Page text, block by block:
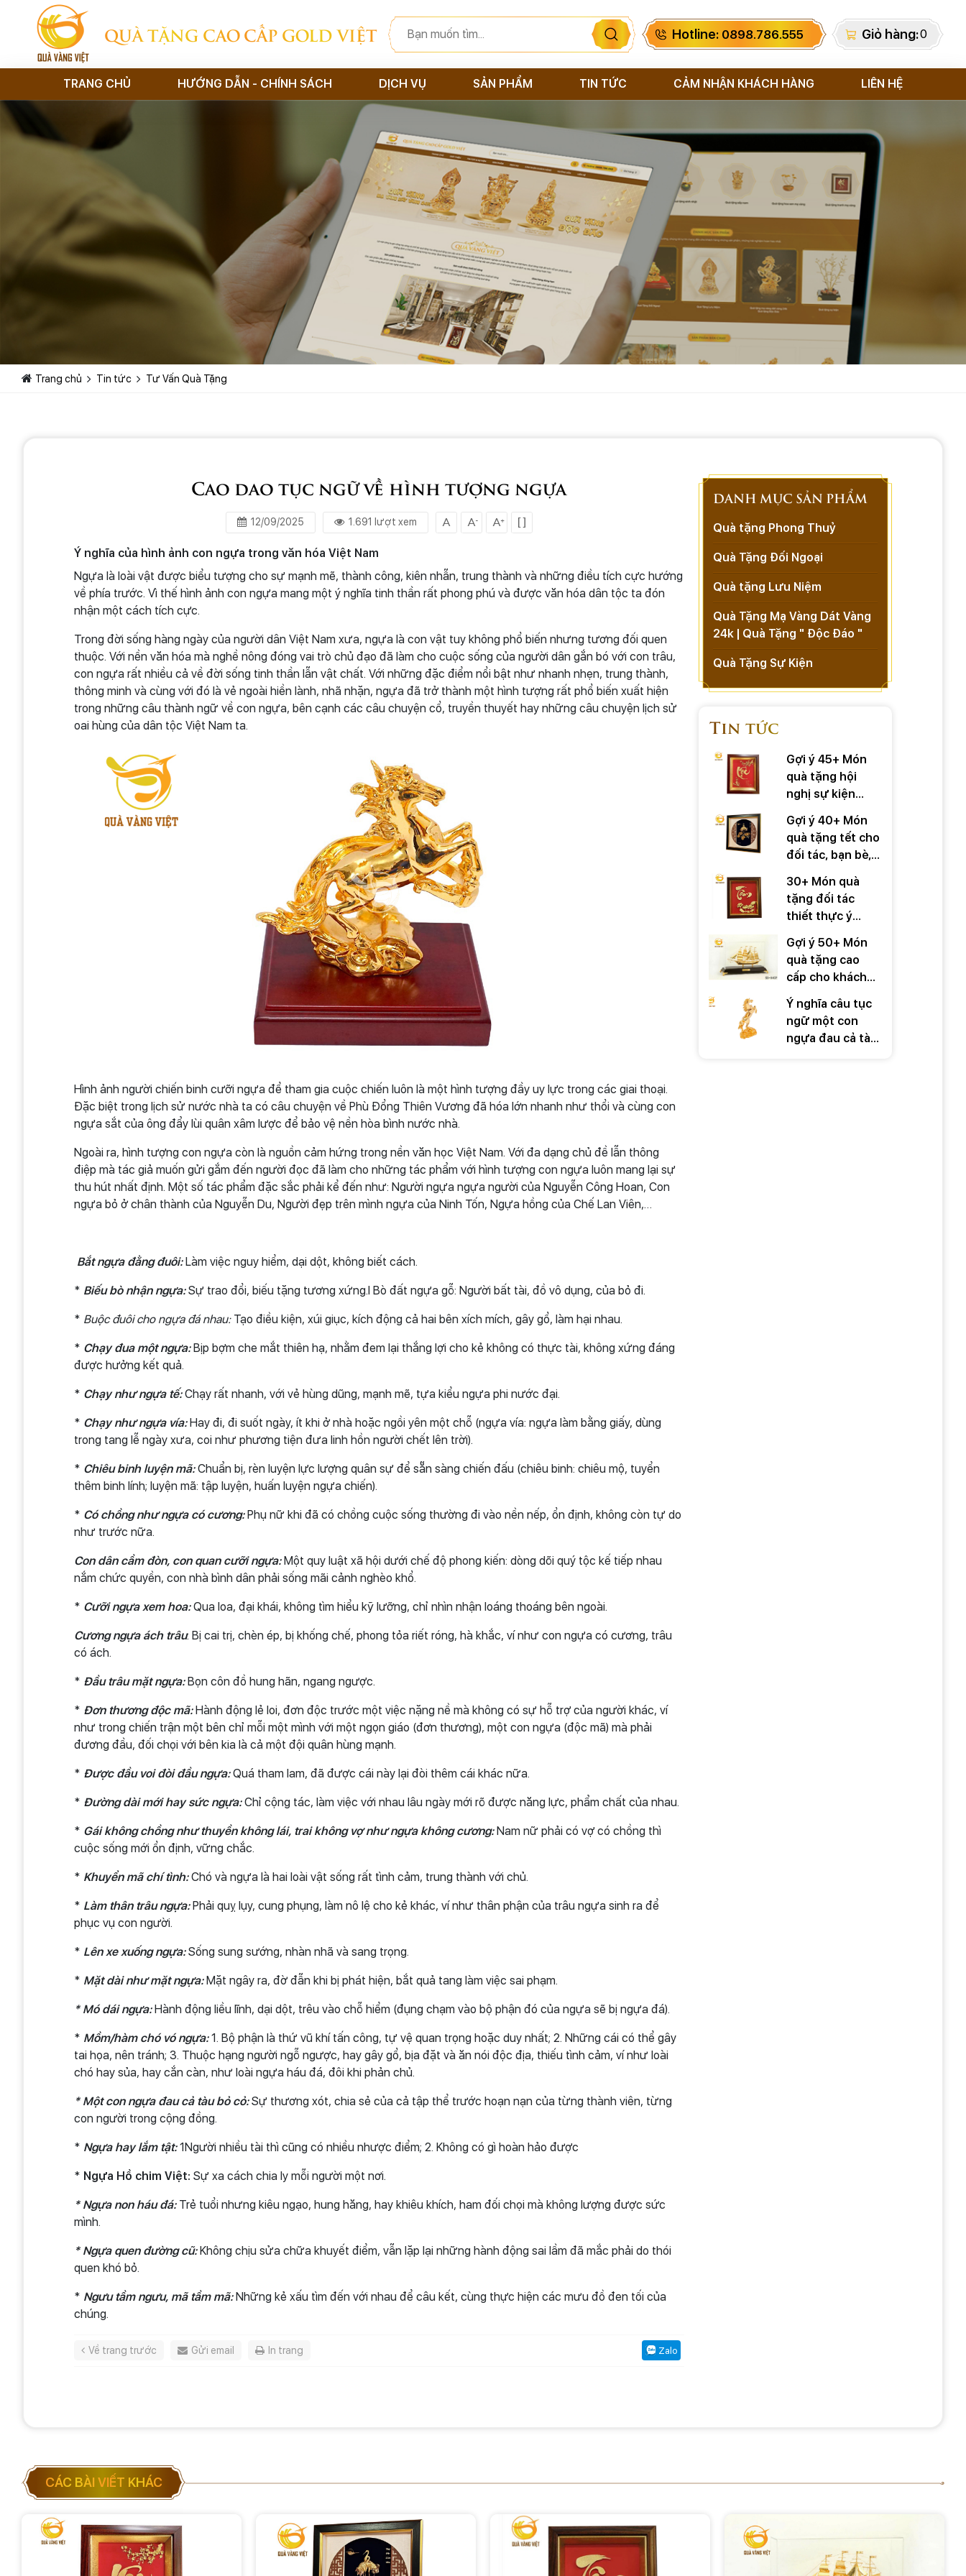
QUÀ TẶNG CAO CẤP GOLD VIỆT Hotline: 0898.786.555 Giỏ hàng:0
TRANG CHỦ HƯỚNG DẪN - CHÍNH SÁCH DỊCH VỤ SẢN PHẨM TIN TỨC CẢM NHẬN KHÁCH HÀNG LIÊN HỆ
Trang chủ Tin tức Tư Vấn Quà Tặng
Cao dao tục ngữ về hình tượng ngựa
12/09/2025 1.691 lượt xem
Ý nghĩa của hình ảnh con ngựa trong văn hóa Việt Nam
Ngựa là loài vật được biểu tượng cho sự mạnh mẽ, thành công, kiên nhẫn, trung thành và những điều tích cực hướng
về phía trước. Vì thế hình ảnh con ngựa mang một ý nghĩa tinh thần rất phong phú và được văn hóa dân tộc ta đón
nhận một cách tích cực.
Trong đời sống hàng ngày của người dân Việt Nam xưa, ngựa là con vật tuy không phổ biến nhưng tương đối quen
thuộc. Với nền văn hóa mà nghề nông đóng vai trò chủ đạo đã làm cho cuộc sống của người dân gắn bó với con trâu,
con ngựa rất nhiều cả về đời sống tinh thần lẫn vật chất. Với những đặc điểm nổi bật như nhanh nhẹn, trung thành,
thông minh và cùng với đó là vẻ ngoài hiền lành, nhã nhặn, ngựa đã trở thành một hình tượng rất phổ biến xuất hiện
trong những câu thành ngữ về con ngựa, bên cạnh các câu chuyện cổ, truyền thuyết hay những câu chuyện lịch sử
oai hùng của dân tộc Việt Nam ta.
Hình ảnh người chiến binh cưỡi ngựa để tham gia cuộc chiến luôn là một hình tượng đầy uy lực trong các giai thoại.
Đặc biệt trong lịch sử nước nhà ta có câu chuyện về Phù Đổng Thiên Vương đã hóa lớn nhanh như thổi và cùng con
ngựa sắt của ông đẩy lùi quân xâm lược để bảo vệ nền hòa bình nước nhà.
Ngoài ra, hình tượng con ngựa còn là nguồn cảm hứng trong nền văn học Việt Nam. Với đa dạng chủ đề lẫn thông
điệp mà tác giả muốn gửi gắm đến người đọc đã làm cho những tác phẩm với hình tượng con ngựa luôn mang lại sự
thu hút nhất định. Một số tác phẩm đặc sắc phải kể đến như: Người ngựa ngựa người của Nguyễn Công Hoan, Con
ngựa bỏ ở chân thành của Nguyễn Du, Người đẹp trên mình ngựa của Ninh Tốn, Ngựa hồng của Chế Lan Viên,…
Bắt ngựa đằng đuôi:Làm việc nguy hiểm, dại dột, không biết cách.
* Biếu bò nhận ngựa:Sự trao đổi, biếu tặng tương xứng.l Bò đất ngựa gỗ: Người bất tài, đồ vô dụng, của bỏ đi.
* Buộc đuôi cho ngựa đá nhau:Tạo điều kiện, xúi giục, kích động cả hai bên xích mích, gây gổ, làm hại nhau.
* Chạy đua một ngựa:Bịp bợm che mắt thiên hạ, nhằm đem lại thắng lợi cho kẻ không có thực tài, không xứng đáng
được hưởng kết quả.
* Chạy như ngựa tế:Chạy rất nhanh, với vẻ hùng dũng, mạnh mẽ, tựa kiểu ngựa phi nước đại.
* Chạy như ngựa vía:Hay đi, đi suốt ngày, ít khi ở nhà hoặc ngồi yên một chỗ (ngựa vía: ngựa làm bằng giấy, dùng
trong tang lễ ngày xưa, coi như phương tiện đưa linh hồn người chết lên trời).
* Chiêu binh luyện mã:Chuẩn bị, rèn luyện lực lượng quân sự để sẵn sàng chiến đấu (chiêu binh: chiêu mộ, tuyển
thêm binh lính; luyện mã: tập luyện, huấn luyện ngựa chiến).
* Có chồng như ngựa có cương:Phụ nữ khi đã có chồng cuộc sống thường đi vào nền nếp, ổn định, không còn tự do
như trước nữa.
Con dân cầm đòn, con quan cưỡi ngựa:Một quy luật xã hội dưới chế độ phong kiến: dòng dõi quý tộc kế tiếp nhau
nắm chức quyền, con nhà bình dân phải sống mãi cảnh nghèo khổ.
* Cưỡi ngựa xem hoa:Qua loa, đại khái, không tìm hiểu kỹ lưỡng, chỉ nhìn nhận loáng thoáng bên ngoài.
Cương ngựa ách trâu: Bị cai trị, chèn ép, bị khống chế, phong tỏa riết róng, hà khắc, ví như con ngựa có cương, trâu
có ách.
* Đầu trâu mặt ngựa:Bọn côn đồ hung hãn, ngang ngược.
* Đơn thương độc mã:Hành động lẻ loi, đơn độc trước một việc nặng nề mà không có sự hỗ trợ của người khác, ví
như trong chiến trận một bên chỉ mỗi một mình với một ngọn giáo (đơn thương), một con ngựa (độc mã) mà phải
đương đầu, đối chọi với bên kia là cả một đội quân hùng mạnh.
* Được đầu voi đòi đầu ngựa:Quá tham lam, đã được cái này lại đòi thêm cái khác nữa.
* Đường dài mới hay sức ngựa:Chỉ cộng tác, làm việc với nhau lâu ngày mới rõ được năng lực, phẩm chất của nhau.
* Gái không chồng như thuyền không lái, trai không vợ như ngựa không cương:Nam nữ phải có vợ có chồng thì
cuộc sống mới ổn định, vững chắc.
* Khuyển mã chí tình:Chó và ngựa là hai loài vật sống rất tình cảm, trung thành với chủ.
* Làm thân trâu ngựa:Phải quỵ lụy, cung phụng, làm nô lệ cho kẻ khác, ví như thân phận của trâu ngựa sinh ra để
phục vụ con người.
* Lên xe xuống ngựa:Sống sung sướng, nhàn nhã và sang trọng.
* Mặt dài như mặt ngựa:Mặt ngây ra, đờ đẫn khi bị phát hiện, bắt quả tang làm việc sai phạm.
* Mó dái ngựa:Hành động liều lĩnh, dại dột, trêu vào chỗ hiểm (đụng chạm vào bộ phận đó của ngựa sẽ bị ngựa đá).
* Mồm/hàm chó vó ngựa:1. Bộ phận là thứ vũ khí tấn công, tự vệ quan trọng hoặc duy nhất; 2. Những cái có thể gây
tai họa, nên tránh; 3. Thuộc hạng người ngỗ ngược, hay gây gổ, bịa đặt và ăn nói độc địa, thiếu tình cảm, ví như loài
chó hay sủa, hay cắn càn, như loài ngựa háu đá, đôi khi phản chủ.
* Một con ngựa đau cả tàu bỏ cỏ:Sự thương xót, chia sẻ của cả tập thể trước hoạn nạn của từng thành viên, từng
con người trong cộng đồng.
* Ngựa hay lắm tật:1Người nhiều tài thì cũng có nhiều nhược điểm; 2. Không có gì hoàn hảo được
* Ngựa Hồ chim Việt: Sự xa cách chia ly mỗi người một nơi.
* Ngựa non háu đá:Trẻ tuổi nhưng kiêu ngạo, hung hăng, hay khiêu khích, ham đối chọi mà không lượng được sức
mình.
* Ngựa quen đường cũ:Không chịu sửa chữa khuyết điểm, vẫn lặp lại những hành động sai lầm đã mắc phải do thói
quen khó bỏ.
* Ngưu tầm ngưu, mã tầm mã:Những kẻ xấu tìm đến với nhau để câu kết, cùng thực hiện các mưu đồ đen tối của
chúng.
Về trang trước Gửi email In trang Zalo
DANH MỤC SẢN PHẨM
Quà tặng Phong Thuỷ
Quà Tặng Đối Ngoại
Quà tặng Lưu Niệm
Quà Tặng Mạ Vàng Dát Vàng
24k | Quà Tặng " Độc Đáo "
Quà Tặng Sự Kiện
Tin tức
Gợi ý 45+ Món
quà tặng hội
nghị sự kiện
Gợi ý 40+ Món
quà tặng tết cho
đối tác, bạn bè,
30+ Món quà
tặng đối tác
thiết thực ý
Gợi ý 50+ Món
quà tặng cao
cấp cho khách
hàng ý nghĩa
trong những dịp
đặc biệt
Ý nghĩa câu tục
ngữ một con
ngựa đau cả tàu
CÁC BÀI VIẾT KHÁC